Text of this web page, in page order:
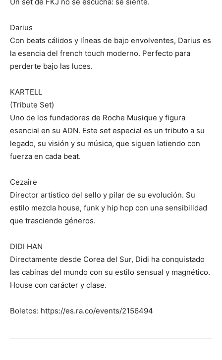
Darius
Con beats cálidos y líneas de bajo envolventes, Darius es
la esencia del french touch moderno. Perfecto para
perderte bajo las luces.
KARTELL
(Tribute Set)
Uno de los fundadores de Roche Musique y figura
esencial en su ADN. Este set especial es un tributo a su
legado, su visión y su música, que siguen latiendo con
fuerza en cada beat.
Cezaire
Director artístico del sello y pilar de su evolución. Su
estilo mezcla house, funk y hip hop con una sensibilidad
que trasciende géneros.
DIDI HAN
Directamente desde Corea del Sur, Didi ha conquistado
las cabinas del mundo con su estilo sensual y magnético.
House con carácter y clase.
Boletos: https://es.ra.co/events/2156494